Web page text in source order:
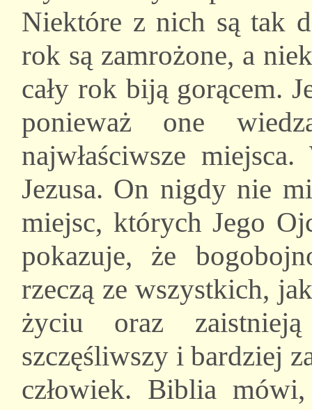
Niektóre z nich są tak
rok są zamrożone, a
cały rok biją gorącem.
ponieważ one
najwłaściwsze
Jezusa. On nigdy nie
miejsc, których Jego
pokazuje, że
rzeczą ze wszystkich,
życiu oraz
szczęśliwszy i bardziej
człowiek. Biblia